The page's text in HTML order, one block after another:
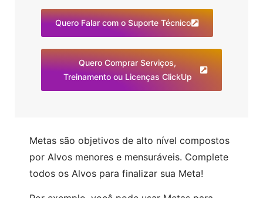
Quero Falar com o Suporte Técnico
Quero Comprar Serviços,
Treinamento ou Licenças ClickUp
Metas são objetivos de alto nível compostos
por Alvos menores e mensuráveis. Complete
todos os Alvos para finalizar sua Meta!